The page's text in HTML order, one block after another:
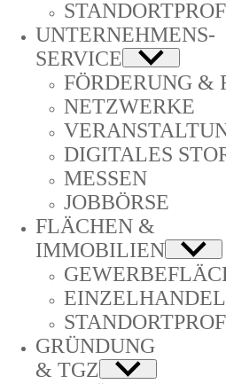
UNTERNEHMENS-
­SERVICE
FÖRDERUNG &
NETZWERKE
DIGITALES
MESSEN
JOBBÖRSE
FLÄCHEN &
IMMOBILIEN
GRÜNDUNG
& TGZ